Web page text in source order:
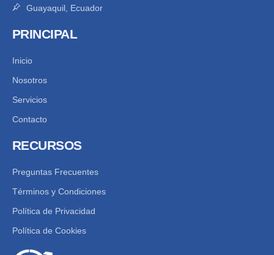
Guayaquil, Ecuador
PRINCIPAL
Inicio
Nosotros
Servicios
Contacto
RECURSOS
Preguntas Frecuentes
Términos y Condiciones
Política de Privacidad
Política de Cookies